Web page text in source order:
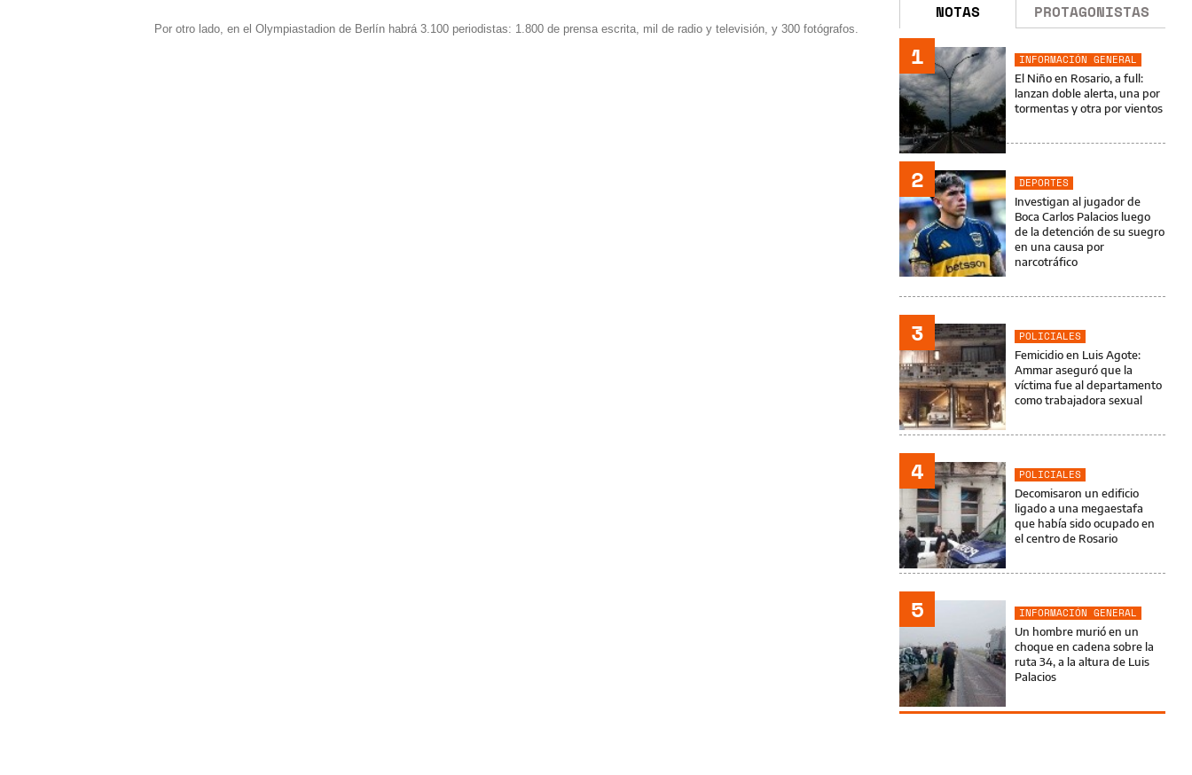
Por otro lado, en el Olympiastadion de Berlín habrá 3.100 periodistas: 1.800 de prensa escrita, mil de radio y televisión, y 300 fotógrafos.
NOTAS PROTAGONISTAS
1
INFORMACIÓN GENERAL
El Niño en Rosario, a full:
lanzan doble alerta, una por
tormentas y otra por vientos
2
DEPORTES
Investigan al jugador de
Boca Carlos Palacios luego
de la detención de su suegro
en una causa por
narcotráfico
3
POLICIALES
Femicidio en Luis Agote:
Ammar aseguró que la
víctima fue al departamento
como trabajadora sexual
4
POLICIALES
Decomisaron un edificio
ligado a una megaestafa
que había sido ocupado en
el centro de Rosario
5
INFORMACIÓN GENERAL
Un hombre murió en un
choque en cadena sobre la
ruta 34, a la altura de Luis
Palacios